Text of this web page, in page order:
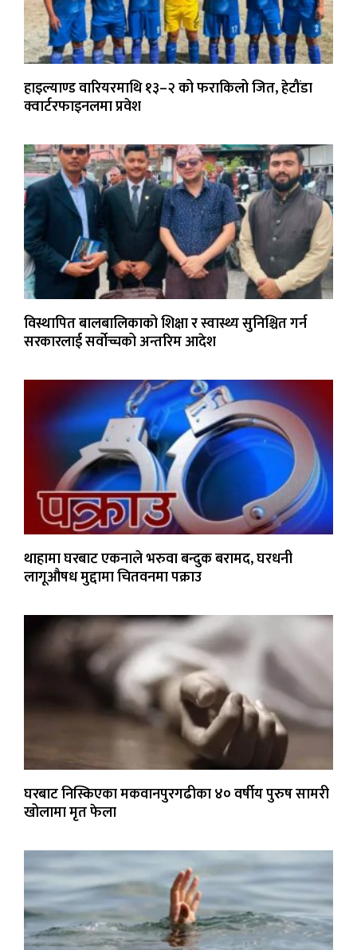
हाइल्याण्ड वारियरमाथि १३–२ को फराकिलो जित, हेटौंडा
क्वार्टरफाइनलमा प्रवेश
विस्थापित बालबालिकाको शिक्षा र स्वास्थ्य सुनिश्चित गर्न
सरकारलाई सर्वोच्चको अन्तरिम आदेश
थाहामा घरबाट एकनाले भरुवा बन्दुक बरामद, घरधनी
लागूऔषध मुद्दामा चितवनमा पक्राउ
घरबाट निस्किएका मकवानपुरगढीका ४० वर्षीय पुरुष सामरी
खोलामा मृत फेला